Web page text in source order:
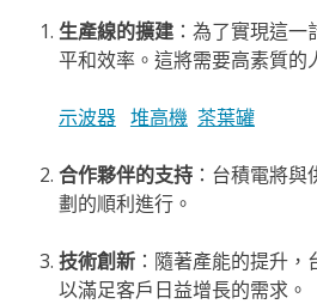
生產線的擴建：為了實現這一
平和效率。這將需要高素質
示波器 堆高機 茶葉罐
合作夥伴的支持：台積電將與
劃的順利進行。
技術創新：隨著產能的提升，
以滿足客戶日益增長的需求。